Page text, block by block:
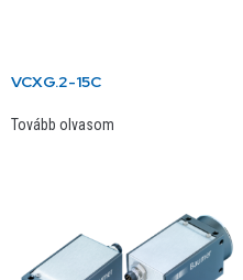
VCXG.2-15C
Tovább olvasom